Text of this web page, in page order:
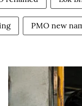
PMO new